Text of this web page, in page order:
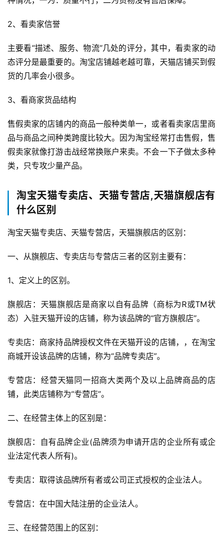
社
问
答
区
2、看卖家信誉
主要看“描述、服务、物流”几处的评分，其中，看卖家的动
态评分是最重要的。淘宝店铺越老越可靠，天猫店铺买到假
货的几率会小很多。
3、看商家货品结构
售假卖家的店铺内的商品一般种类单一，或者看卖家店里商
品与商品之间种类跨度比较大。因为淘宝经常打击售假，售
假卖家就像打游击战经常换账户来卖。不会一下子做太多种
类，只专攻少量产品。
淘宝天猫专卖店、天猫专营店,天猫旗舰店有
什么区别
淘宝天猫专卖店、天猫专营店，天猫旗舰店的区别：
一、从旗舰店、专卖店与专营店三者的区别主要有：
1、定义上的区别。
旗舰店：天猫旗舰店是商家以自有品牌（商标为R或TM状
态）入驻天猫开设的店铺，称为该品牌的“官方旗舰店”。
专卖店：商家持品牌授权文件在天猫开设的店铺，，在淘宝
商城开设该品牌的店铺，称为“品牌专卖店”。
专营店：经营天猫同一招商大类两个及以上品牌商品的店
铺，此类店铺称为“专营店”。
二、在经营主体上的区别是：
旗舰店：自有品牌企业(品牌须为申请开店的企业所有或企
业法定代表人所有)。
专卖店：取得该品牌所有者或公司正式授权的企业法人。
专营店：在中国大陆注册的企业法人。
三、在经营范围上的区别：